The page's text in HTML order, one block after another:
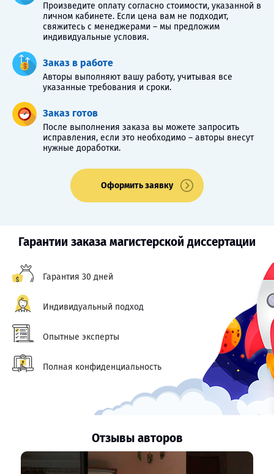
Произведите оплату согласно стоимости, указанной в
личном кабинете. Если цена вам не подходит,
свяжитесь с менеджерами – мы предложим
индивидуальные условия.
Заказ в работе
Авторы выполняют вашу работу, учитывая все
указанные требования и сроки.
Заказ готов
После выполнения заказа вы можете запросить
исправления, если это необходимо – авторы внесут
нужные доработки.
Оформить заявку
Гарантии заказа магистерской диссертации
Гарантия 30 дней
Индивидуальный подход
Опытные эксперты
Полная конфиденциальность
Отзывы авторов